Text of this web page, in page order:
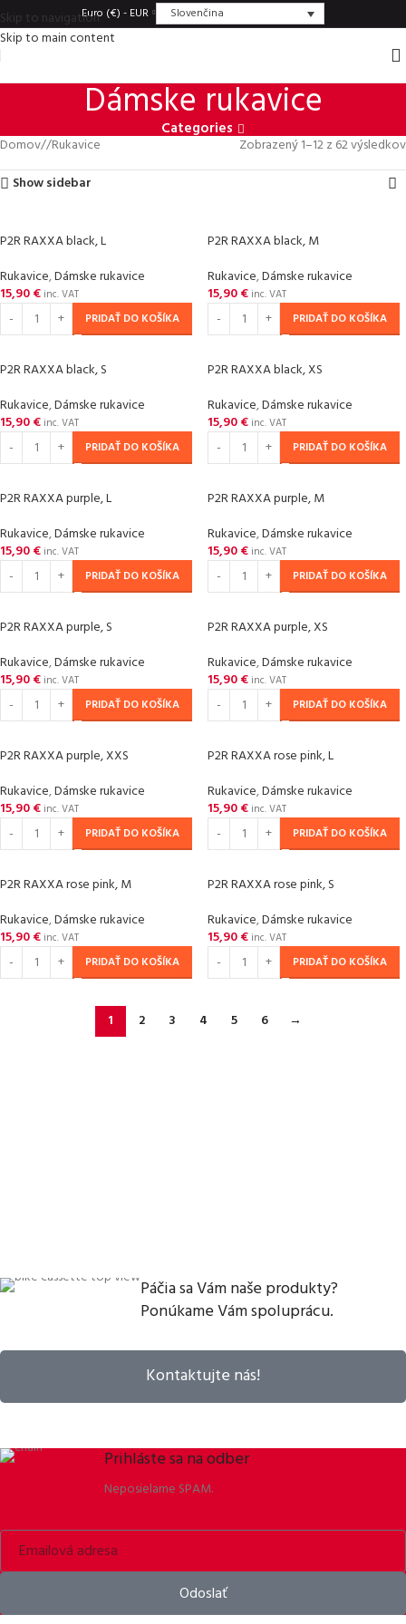
Skip to navigation
Skip to main content
Euro (€) - EUR Slovenčina
Dámske rukavice
Categories
Domov/ Rukavice
Zobrazený 1–12 z 62 výsledkov
Show sidebar
P2R RAXXA black, L
Rukavice,Dámske rukavice
15,90€ inc. VAT
PRIDAŤ DO KOŠÍKA
P2R RAXXA black, M
Rukavice,Dámske rukavice
15,90€ inc. VAT
PRIDAŤ DO KOŠÍKA
P2R RAXXA black, S
Rukavice,Dámske rukavice
15,90€ inc. VAT
PRIDAŤ DO KOŠÍKA
P2R RAXXA black, XS
Rukavice,Dámske rukavice
15,90€ inc. VAT
PRIDAŤ DO KOŠÍKA
P2R RAXXA purple, L
Rukavice,Dámske rukavice
15,90€ inc. VAT
PRIDAŤ DO KOŠÍKA
P2R RAXXA purple, M
Rukavice,Dámske rukavice
15,90€ inc. VAT
PRIDAŤ DO KOŠÍKA
P2R RAXXA purple, S
Rukavice,Dámske rukavice
15,90€ inc. VAT
PRIDAŤ DO KOŠÍKA
P2R RAXXA purple, XS
Rukavice,Dámske rukavice
15,90€ inc. VAT
PRIDAŤ DO KOŠÍKA
P2R RAXXA purple, XXS
Rukavice,Dámske rukavice
15,90€ inc. VAT
PRIDAŤ DO KOŠÍKA
P2R RAXXA rose pink, L
Rukavice,Dámske rukavice
15,90€ inc. VAT
PRIDAŤ DO KOŠÍKA
P2R RAXXA rose pink, M
Rukavice,Dámske rukavice
15,90€ inc. VAT
PRIDAŤ DO KOŠÍKA
P2R RAXXA rose pink, S
Rukavice,Dámske rukavice
15,90€ inc. VAT
PRIDAŤ DO KOŠÍKA
1 2 3 4 5 6 →
Páčia sa Vám naše produkty?
Ponúkame Vám spoluprácu.
Kontaktujte nás!
Prihláste sa na odber
Neposielame SPAM.
Odoslať